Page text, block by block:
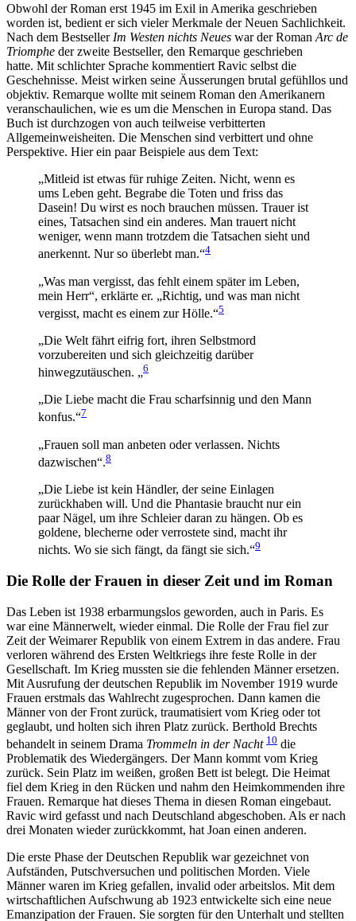
Obwohl der Roman erst 1945 im Exil in Amerika geschrieben
worden ist, bedient er sich vieler Merkmale der Neuen Sachlichkeit.
Nach dem Bestseller Im Westen nichts Neues war der Roman Arc de
Triomphe der zweite Bestseller, den Remarque geschrieben
hatte. Mit schlichter Sprache kommentiert Ravic selbst die
Geschehnisse. Meist wirken seine Äusserungen brutal gefühllos und
objektiv. Remarque wollte mit seinem Roman den Amerikanern
veranschaulichen, wie es um die Menschen in Europa stand. Das
Buch ist durchzogen von auch teilweise verbitterten
Allgemeinweisheiten. Die Menschen sind verbittert und ohne
Perspektive. Hier ein paar Beispiele aus dem Text:
„Mitleid ist etwas für ruhige Zeiten. Nicht, wenn es
ums Leben geht. Begrabe die Toten und friss das
Dasein! Du wirst es noch brauchen müssen. Trauer ist
eines, Tatsachen sind ein anderes. Man trauert nicht
weniger, wenn mann trotzdem die Tatsachen sieht und
anerkennt. Nur so überlebt man.“4
„Was man vergisst, das fehlt einem später im Leben,
mein Herr“, erklärte er. „Richtig, und was man nicht
vergisst, macht es einem zur Hölle.“5
„Die Welt fährt eifrig fort, ihren Selbstmord
vorzubereiten und sich gleichzeitig darüber
hinwegzutäuschen. „6
„Die Liebe macht die Frau scharfsinnig und den Mann
konfus.“7
„Frauen soll man anbeten oder verlassen. Nichts
dazwischen“.8
„Die Liebe ist kein Händler, der seine Einlagen
zurückhaben will. Und die Phantasie braucht nur ein
paar Nägel, um ihre Schleier daran zu hängen. Ob es
goldene, blecherne oder verrostete sind, macht ihr
nichts. Wo sie sich fängt, da fängt sie sich.“9
Die Rolle der Frauen in dieser Zeit und im Roman
Das Leben ist 1938 erbarmungslos geworden, auch in Paris. Es
war eine Männerwelt, wieder einmal. Die Rolle der Frau fiel zur
Zeit der Weimarer Republik von einem Extrem in das andere. Frau
verloren während des Ersten Weltkriegs ihre feste Rolle in der
Gesellschaft. Im Krieg mussten sie die fehlenden Männer ersetzen.
Mit Ausrufung der deutschen Republik im November 1919 wurde
Frauen erstmals das Wahlrecht zugesprochen. Dann kamen die
Männer von der Front zurück, traumatisiert vom Krieg oder tot
geglaubt, und holten sich ihren Platz zurück. Berthold Brechts
behandelt in seinem Drama Trommeln in der Nacht 10 die
Problematik des Wiedergängers. Der Mann kommt vom Krieg
zurück. Sein Platz im weißen, großen Bett ist belegt. Die Heimat
fiel dem Krieg in den Rücken und nahm den Heimkommenden ihre
Frauen. Remarque hat dieses Thema in diesen Roman eingebaut.
Ravic wird gefasst und nach Deutschland abgeschoben. Als er nach
drei Monaten wieder zurückkommt, hat Joan einen anderen.
Die erste Phase der Deutschen Republik war gezeichnet von
Aufständen, Putschversuchen und politischen Morden. Viele
Männer waren im Krieg gefallen, invalid oder arbeitslos. Mit dem
wirtschaftlichen Aufschwung ab 1923 entwickelte sich eine neue
Emanzipation der Frauen. Sie sorgten für den Unterhalt und stellten